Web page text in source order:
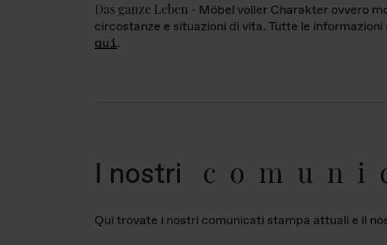
Das ganze Leben - Möbel voller Charakter ovvero
circostanze e situazioni di vita. Tutte le
qui.
I nostri
Qui trovate i nostri comunicati stampa attuali e il